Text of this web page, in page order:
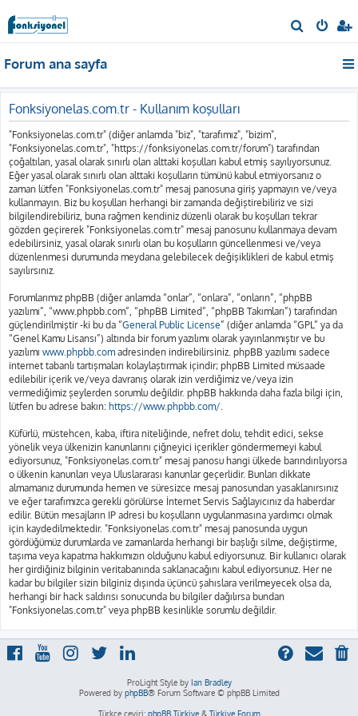
r
Forum ana sayfa
Fonksiyonelas.com.tr - Kullanım koşulları
"Fonksiyonelas.com.tr" (diğer anlamda "biz", "tarafımız", "bizim",
"Fonksiyonelas.com.tr", "https://fonksiyonelas.com.tr/forum") tarafından
çoğaltılan, yasal olarak sınırlı olan alttaki koşulları kabul etmiş sayılıyorsunuz.
Eğer yasal olarak sınırlı olan alttaki koşulların tümünü kabul etmiyorsanız o
zaman lütfen "Fonksiyonelas.com.tr" mesaj panosuna giriş yapmayın ve/veya
kullanmayın. Biz bu koşulları herhangi bir zamanda değiştirebiliriz ve sizi
bilgilendirebiliriz, buna rağmen kendiniz düzenli olarak bu koşulları tekrar
gözden geçirerek "Fonksiyonelas.com.tr" mesaj panosunu kullanmaya devam
edebilirsiniz, yasal olarak sınırlı olan bu koşulların güncellenmesi ve/veya
düzenlenmesi durumunda meydana gelebilecek değişiklikleri de kabul etmiş
sayılırsınız.
Forumlarımız phpBB (diğer anlamda “onlar”, “onlara”, “onların”, “phpBB
yazılımı”, “www.phpbb.com”, “phpBB Limited”, “phpBB Takımları”) tarafından
güçlendirilmiştir -ki bu da “General Public License” (diğer anlamda “GPL” ya da
“Genel Kamu Lisansı”) altında bir forum yazılımı olarak yayınlanmıştır ve bu
yazılımı www.phpbb.com adresinden indirebilirsiniz. phpBB yazılımı sadece
internet tabanlı tartışmaları kolaylaştırmak içindir; phpBB Limited müsaade
edilebilir içerik ve/veya davranış olarak izin verdiğimiz ve/veya izin
vermediğimiz şeylerden sorumlu değildir. phpBB hakkında daha fazla bilgi için,
lütfen bu adrese bakın: https://www.phpbb.com/.
Küfürlü, müstehcen, kaba, iftira niteliğinde, nefret dolu, tehdit edici, sekse
yönelik veya ülkenizin kanunlarını çiğneyici içerikler göndermemeyi kabul
ediyorsunuz, "Fonksiyonelas.com.tr" mesaj panosu hangi ülkede barındırılıyorsa
o ülkenin kanunları veya Uluslararası kanunlar geçerlidir. Bunları dikkate
almamanız durumunda hemen ve süresizce mesaj panosundan yasaklanırsınız
ve eğer tarafımızca gerekli görülürse İnternet Servis Sağlayıcınız da haberdar
edilir. Bütün mesajların IP adresi bu koşulların uygulanmasına yardımcı olmak
için kaydedilmektedir. "Fonksiyonelas.com.tr" mesaj panosunda uygun
gördüğümüz durumlarda ve zamanlarda herhangi bir başlığı silme, değiştirme,
taşıma veya kapatma hakkımızın olduğunu kabul ediyorsunuz. Bir kullanıcı olarak
her girdiğiniz bilginin veritabanında saklanacağını kabul ediyorsunuz. Her ne
kadar bu bilgiler sizin bilginiz dışında üçüncü şahıslara verilmeyecek olsa da,
herhangi bir hack saldırısı sonucunda bu bilgiler dağılırsa bundan
"Fonksiyonelas.com.tr" veya phpBB kesinlikle sorumlu değildir.
ProLight Style by Ian Bradley
Powered by phpBB® Forum Software © phpBB Limited
Türkçe çeviri: phpBB Türkiye& Türkiye Forum